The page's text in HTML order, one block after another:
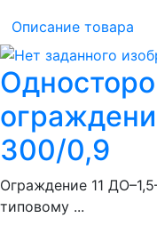
Описание товара
300/0,9
Ограждение 11
типовому ...